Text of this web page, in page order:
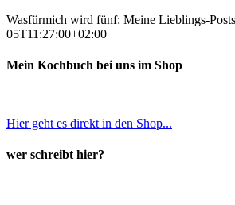
Wasfürmich wird fünf: Meine Lieblings-Posts
05T11:27:00+02:00
Mein Kochbuch bei uns im Shop
Hier geht es direkt in den Shop...
wer schreibt hier?